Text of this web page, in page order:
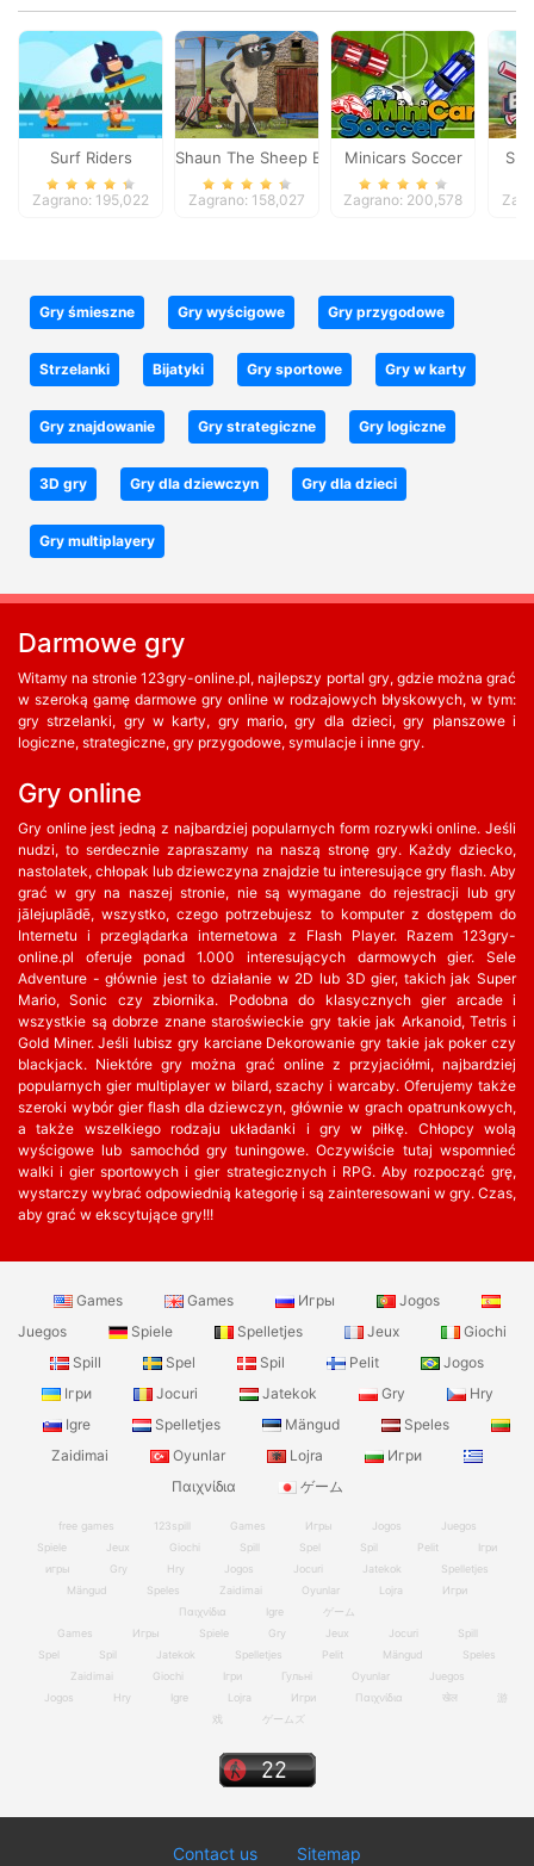
Surf Riders
Zagrano: 195,022
Shaun The Sheep Baahmy Golf
Zagrano: 158,027
Minicars Soccer
Zagrano: 200,578
Gry śmieszne Gry wyścigowe Gry przygodowe
Strzelanki Bijatyki Gry sportowe Gry w karty
Gry znajdowanie Gry strategiczne Gry logiczne
3D gry Gry dla dziewczyn Gry dla dzieci
Gry multiplayery
Darmowe gry
Witamy na stronie 123gry-online.pl, najlepszy portal gry, gdzie można grać
w szeroką gamę darmowe gry online w rodzajowych błyskowych, w tym:
gry strzelanki, gry w karty, gry mario, gry dla dzieci, gry planszowe i
logiczne, strategiczne, gry przygodowe, symulacje i inne gry.
Gry online
Gry online jest jedną z najbardziej popularnych form rozrywki online. Jeśli
nudzi, to serdecznie zapraszamy na naszą stronę gry. Każdy dziecko,
nastolatek, chłopak lub dziewczyna znajdzie tu interesujące gry flash. Aby
grać w gry na naszej stronie, nie są wymagane do rejestracji lub gry
jālejuplādē, wszystko, czego potrzebujesz to komputer z dostępem do
Internetu i przeglądarka internetowa z Flash Player. Razem 123gry-
online.pl oferuje ponad 1.000 interesujących darmowych gier. Sele
Adventure - głównie jest to działanie w 2D lub 3D gier, takich jak Super
Mario, Sonic czy zbiornika. Podobna do klasycznych gier arcade i
wszystkie są dobrze znane staroświeckie gry takie jak Arkanoid, Tetris i
Gold Miner. Jeśli lubisz gry karciane Dekorowanie gry takie jak poker czy
blackjack. Niektóre gry można grać online z przyjaciółmi, najbardziej
popularnych gier multiplayer w bilard, szachy i warcaby. Oferujemy także
szeroki wybór gier flash dla dziewczyn, głównie w grach opatrunkowych,
a także wszelkiego rodzaju układanki i gry w piłkę. Chłopcy wolą
wyścigowe lub samochód gry tuningowe. Oczywiście tutaj wspomnieć
walki i gier sportowych i gier strategicznych i RPG. Aby rozpocząć grę,
wystarczy wybrać odpowiednią kategorię i są zainteresowani w gry. Czas,
aby grać w ekscytujące gry!!!
Games Games Игры
Jogos
Juegos
Spiele Spelletjes Jeux
Giochi
Spill
Spel Spil Pelit
Jogos
Ігри
Jocuri Jatekok Gry
Hry
Igre
Spelletjes Mängud
Speles
Zaidimai
Oyunlar Lojra
Игри
Παιχνίδια
ゲーム
free games 123spill Games Игры Jogos
Juegos
Spiele
Jeux Giochi Spill Spel Spil Pelit
Ігри
игры
Gry Hry Jogos Jocuri Jatekok
Spelletjes
Mängud
Speles Zaidimai Oyunlar Lojra
Игри
Παιχνίδια
Igre
ゲーム
Games
Игры Spiele Gry Jeux Jocuri
Spill
Spel
Spil Jatekok Spelletjes Pelit Mängud
Speles
Zaidimai
Giochi Ігри Гульні Oyunlar
Juegos
Jogos
Hry Igre Lojra Игри Παιχνίδια खेल
游
戏
ゲームズ
Contact us Sitemap